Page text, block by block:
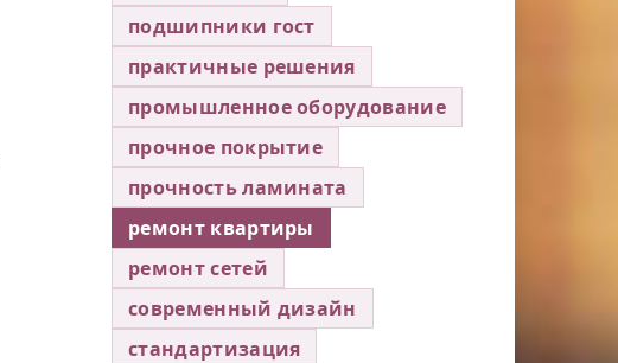
подшипники гост
практичные решения
промышленное оборудование
прочное покрытие
прочность ламината
ремонт квартиры
ремонт сетей
современный дизайн
стандартизация